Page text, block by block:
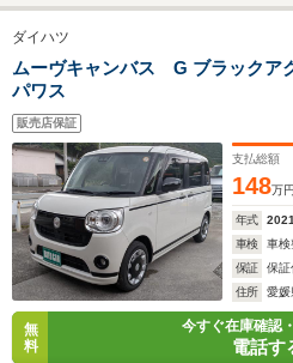
ブレコーダー 前後/ヘ
ッドランプ
LED/Bluetooth接
続/ETC/EBD付ABS/横
滑り防止装置
ダプテ
レコ
減装置
ラ ドア
ダイハツ
ムーヴキャンバス G ブラックア
パワス
販売店保証
支払総額
148万円
年式 2021
車検
車検
保証
保証
住所
愛媛
無
料
今すぐ在庫確認
電話す